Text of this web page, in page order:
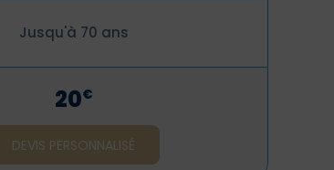
Jusqu'à 70 ans
20€
DEVIS PERSONNALISÉ